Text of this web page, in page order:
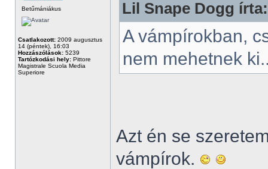
Betűmániákus
Csatlakozott: 2009 augusztus
14 (péntek), 16:03
Hozzászólások: 5239
Tartózkodási hely: Pittore
Magistrale Scuola Media
Superiore
Lil Snape Dogg írta:
A vámpírokban,
nem mehetnek
Azt én se
vámpírok.